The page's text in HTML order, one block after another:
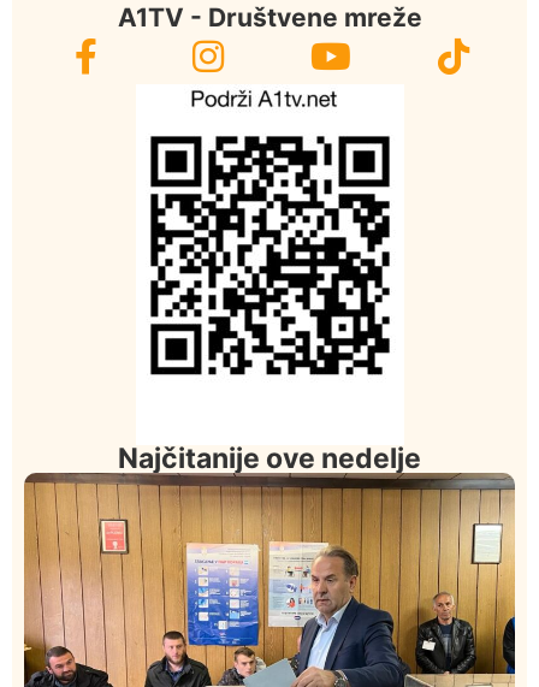
A1TV - Društvene mreže
Najčitanije ove nedelje